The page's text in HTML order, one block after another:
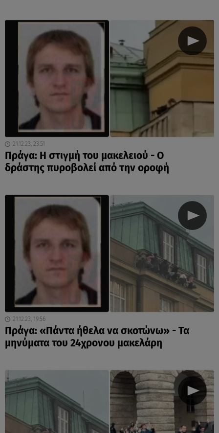
21.12.23, 23:51
Πράγα: Η στιγμή του μακελειού - Ο
δράστης πυροβολεί από την οροφή
21.12.23, 19:56
Πράγα: «Πάντα ήθελα να σκοτώνω» - Τα
μηνύματα του 24χρονου μακελάρη